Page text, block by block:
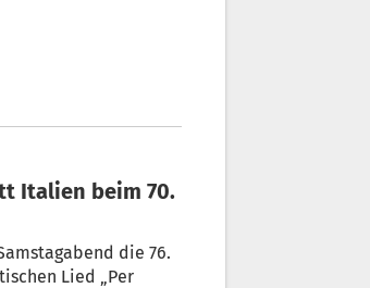
Italien beim 70.
die 76.
Lied „Per